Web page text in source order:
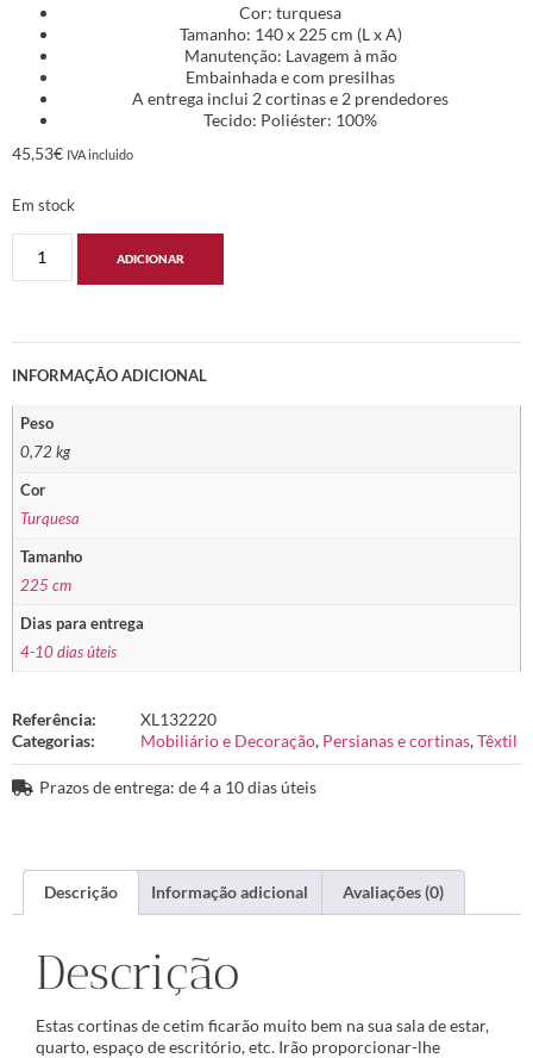
Cor: turquesa
Tamanho: 140 x 225 cm (L x A)
Manutenção: Lavagem à mão
Embainhada e com presilhas
A entrega inclui 2 cortinas e 2 prendedores
Tecido: Poliéster: 100%
45,53€ IVA incluido
Em stock
ADICIONAR
INFORMAÇÃO ADICIONAL
Peso
0,72 kg
Cor
Turquesa
Tamanho
225 cm
Dias para entrega
4-10 dias úteis
Referência:
XL132220
Categorias:
Mobiliário e Decoração, Persianas e cortinas,Têxtil
Prazos de entrega: de 4 a 10 dias úteis
Descrição Informação adicional Avaliações (0)
Descrição
Estas cortinas de cetim ficarão muito bem na sua sala de estar,
quarto, espaço de escritório, etc. Irão proporcionar-lhe